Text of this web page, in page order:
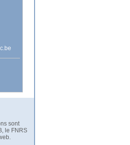
sont
le FNRS